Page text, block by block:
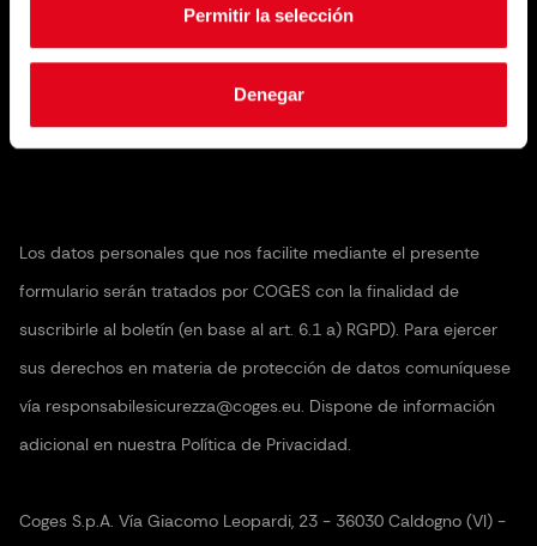
Permitir la selección
Denegar
Suscribirte al boletín
Los datos personales que nos facilite mediante el presente
formulario serán tratados por COGES con la finalidad de
suscribirle al boletín (en base al art. 6.1 a) RGPD). Para ejercer
sus derechos en materia de protección de datos comuníquese
vía responsabilesicurezza@coges.eu. Dispone de información
adicional en nuestra Política de Privacidad.
Coges S.p.A. Vía Giacomo Leopardi, 23 - 36030 Caldogno (VI) -